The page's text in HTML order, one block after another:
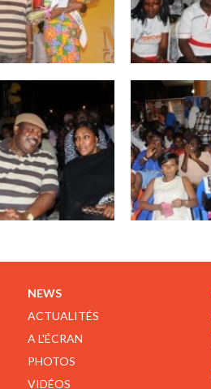
NEWS
ACTUALITÉS
A L'ÉCRAN
PHOTOS
VIDÉOS